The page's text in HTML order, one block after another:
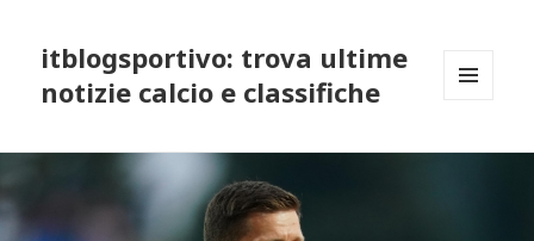
itblogsportivo: trova ultime
notizie calcio e classifiche
WIDGETS